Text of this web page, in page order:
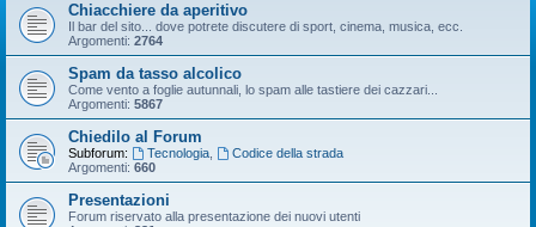
Chiacchiere da aperitivo
Il bar del sito... dove potrete discutere di sport, cinema, musica, ecc.
Argomenti: 2764
Spam da tasso alcolico
Come vento a foglie autunnali, lo spam alle tastiere dei cazzari...
Argomenti: 5867
Chiedilo al Forum
Subforum: Tecnologia,
Codice della strada
Argomenti: 660
Presentazioni
Forum riservato alla presentazione dei nuovi utenti